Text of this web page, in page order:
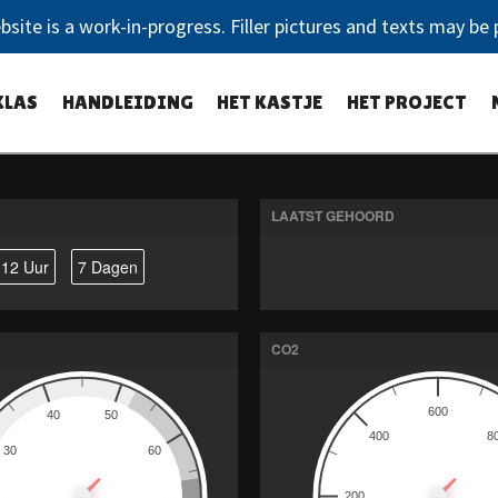
is a work-in-progress. Filler pictures and texts may be
HANDLEIDING HET KASTJE HET PROJECT